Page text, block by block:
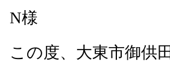
N様
この度、大東市御